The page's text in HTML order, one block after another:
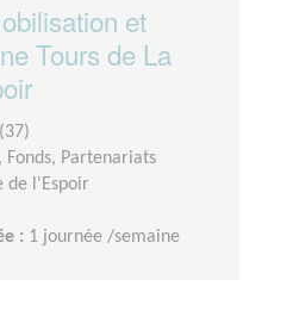
et
Tours de La
Fonds, Partenariats
de l'Espoir
: 1 journée /semaine